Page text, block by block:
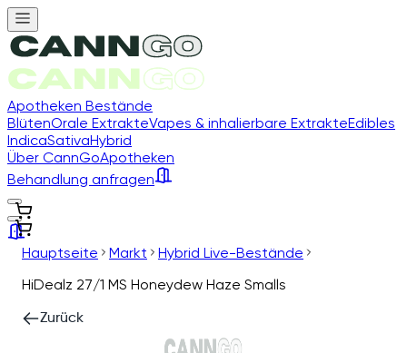
Apotheken Bestände
BlütenOrale ExtrakteVapes & inhalierbare ExtrakteEdibles
IndicaSativaHybrid
Über CannGoApotheken
Behandlung anfragen
Hauptseite Markt
Hybrid Live-Bestände
HiDealz 27/1 MS Honeydew Haze Smalls
Zurück